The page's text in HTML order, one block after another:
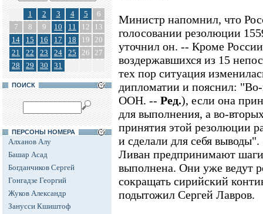
1 2 3 4 5
6
7
8 9 10 11 12
13
14
15 16 17 18 19 20
21
22 23 24 25 26 27
28
29 30 31
ПОИСК
ПЕРСОНЫ НОМЕРА
Алханов Алу
Башар Асад
Богданчиков Сергей
Гонгадзе Георгий
Жуков Александр
Занусси Кшиштоф
Министр напомнил, что
голосовании резолюции
уточнил он. -- Кроме
воздержавшихся из 15
тех пор ситуация
дипломатии и пояснил:
ООН. -- Ред.), если она
для выполнения, а во-
принятия этой резолюции
и сделали для себя
Ливан предпринимают
выполнена. Они уже ведут
сокращать сирийский
подытожил Сергей Лавров.